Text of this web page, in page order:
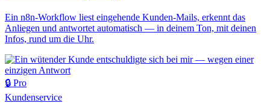
Ein n8n-Workflow liest eingehende Kunden-Mails, erkennt das
Anliegen und antwortet automatisch — in deinem Ton, mit deinen
Infos, rund um die Uhr.
🔒 Pro
Kundenservice